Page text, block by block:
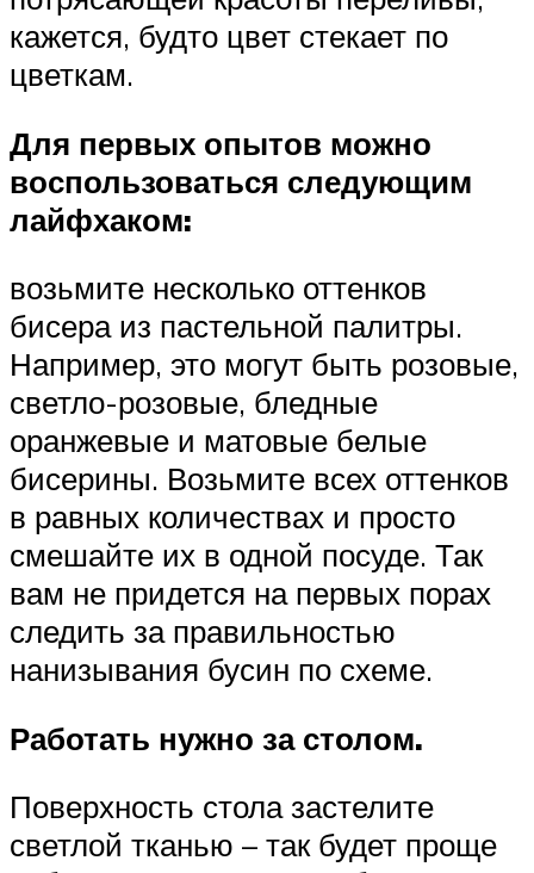
кажется, будто цвет стекает по
цветкам.
Для первых опытов можно
воспользоваться следующим
лайфхаком:
возьмите несколько оттенков
бисера из пастельной палитры.
Например, это могут быть розовые,
светло-розовые, бледные
оранжевые и матовые белые
бисерины. Возьмите всех оттенков
в равных количествах и просто
смешайте их в одной посуде. Так
вам не придется на первых порах
следить за правильностью
нанизывания бусин по схеме.
Работать нужно за столом.
Поверхность стола застелите
светлой тканью – так будет проще